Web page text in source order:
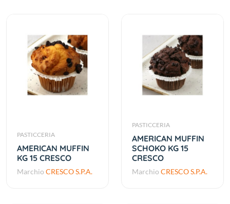
PASTICCERIA
AMERICAN MUFFIN
KG 15 CRESCO
Marchio CRESCO S.P.A.
PASTICCERIA
AMERICAN MUFFIN
SCHOKO KG 15
CRESCO
Marchio CRESCO S.P.A.